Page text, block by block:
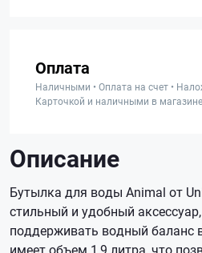
Оплата
Наличными • Оплата на счет •
Карточкой и наличными в магазине
Описание
Бутылка для воды Animal от
стильный и удобный
поддерживать водный баланс
имеет объем 1,9 литра, что